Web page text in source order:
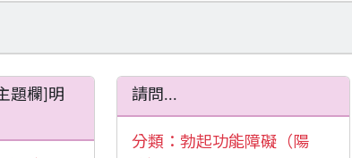
題欄]明
請問...
分類： 勃起功能障礙（陽